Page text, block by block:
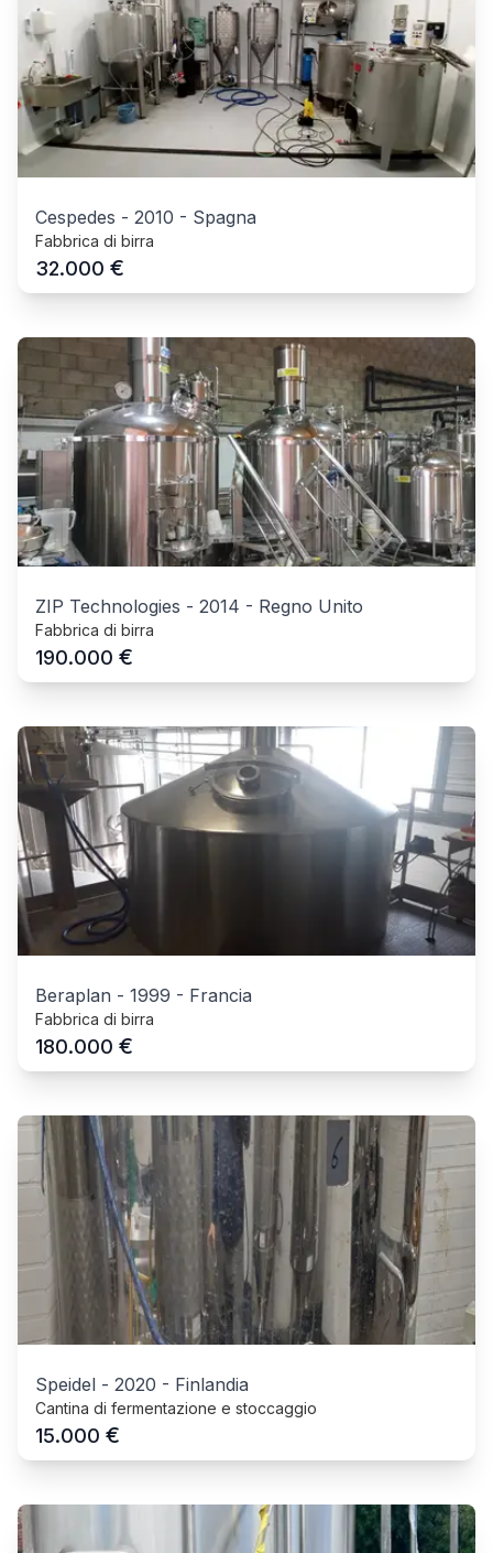
Cespedes - 2010 - Spagna
Fabbrica di birra
32.000 €
ZIP Technologies - 2014 - Regno Unito
Fabbrica di birra
190.000 €
Beraplan - 1999 - Francia
Fabbrica di birra
180.000 €
Speidel - 2020 - Finlandia
Cantina di fermentazione e stoccaggio
15.000 €